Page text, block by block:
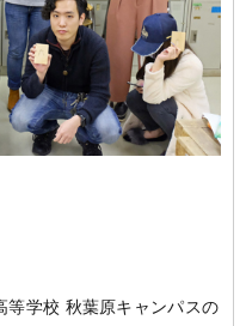
等学校 秋葉原キャンパスの